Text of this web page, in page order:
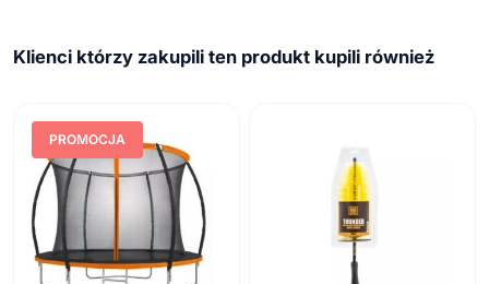
Klienci którzy zakupili ten produkt kupili również
PROMOCJA